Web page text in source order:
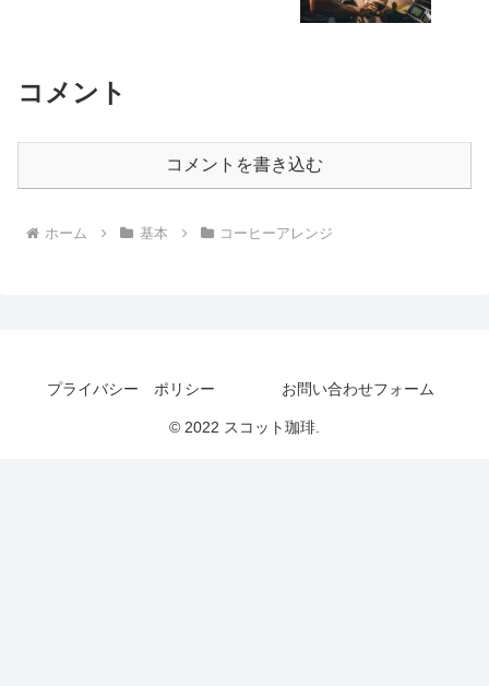
コメント
コメントを書き込む
ホーム 基本 コーヒーアレンジ
プライバシー ポリシー お問い合わせフォーム
© 2022 スコット珈琲.